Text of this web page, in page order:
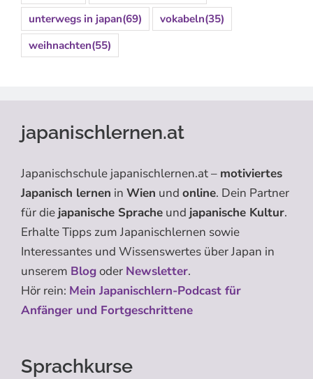
unterwegs in japan(69) vokabeln(35)
weihnachten(55)
japanischlernen.at
Japanischschule japanischlernen.at – motiviertes
Japanisch lernen in Wien und online. Dein Partner
für die japanische Sprache und japanische Kultur.
Erhalte Tipps zum Japanischlernen sowie
Interessantes und Wissenswertes über Japan in
unserem Blogoder Newsletter.
Hör rein: Mein Japanischlern-Podcast für
Anfänger und Fortgeschrittene
Sprachkurse